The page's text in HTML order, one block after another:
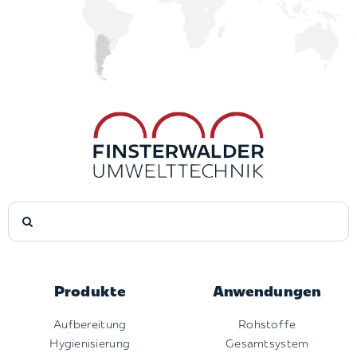
Suche
nach:
Produkte
Aufbereitung
Hygienisierung
Anwendungen
Rohstoffe
Gesamtsystem